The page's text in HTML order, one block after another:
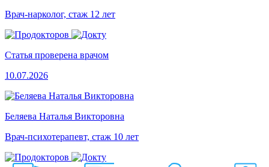
Врач-нарколог, стаж 12 лет
Статья проверена врачом
10.07.2026
Беляева Наталья Викторовна
Врач-психотерапевт, стаж 10 лет